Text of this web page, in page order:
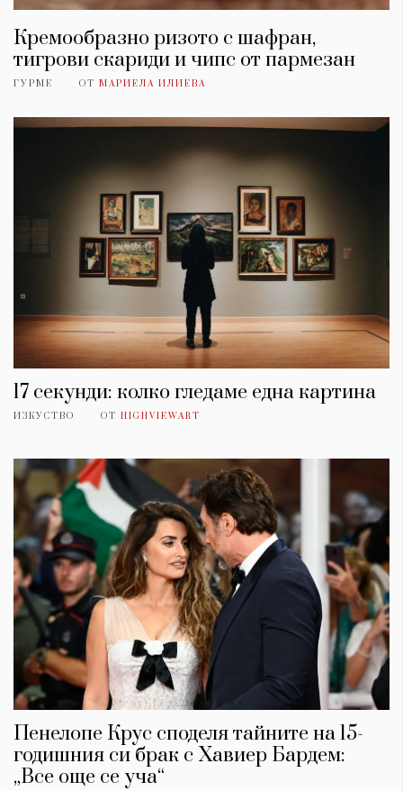
Кремообразно ризото с шафран,
тигрови скариди и чипс от пармезан
ГУРМЕ ОТ МАРИЕЛА ИЛИЕВА
17 секунди: колко гледаме една картина
ИЗКУСТВО ОТ HIGHVIEWART
Пенелопе Крус споделя тайните на 15-
годишния си брак с Хавиер Бардем:
„Все още се уча“